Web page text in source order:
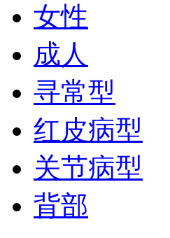
女性
成人
寻常型
红皮病型
关节病型
背部